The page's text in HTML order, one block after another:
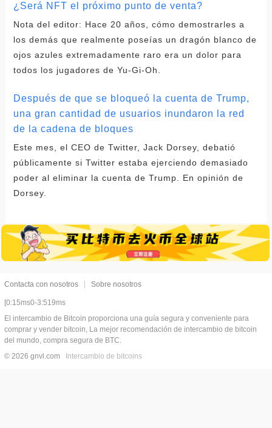
¿Será NFT el próximo punto de venta?
Nota del editor: Hace 20 años, cómo demostrarles a
los demás que realmente poseías un dragón blanco de
ojos azules extremadamente raro era un dolor para
todos los jugadores de Yu-Gi-Oh.
Después de que se bloqueó la cuenta de Trump,
una gran cantidad de usuarios inundaron la red
de la cadena de bloques
Este mes, el CEO de Twitter, Jack Dorsey, debatió
públicamente si Twitter estaba ejerciendo demasiado
poder al eliminar la cuenta de Trump. En opinión de
Dorsey.
Contacta con nosotros Sobre nosotros
[0:15ms0-3:519ms
El intercambio de Bitcoin proporciona una guía segura y conveniente para
comprar y vender bitcoin, La mejor recomendación de intercambio de bitcoin
del mundo, compra segura de BTC.
© 2026 gnvl.com
Intercambio de bitcoins